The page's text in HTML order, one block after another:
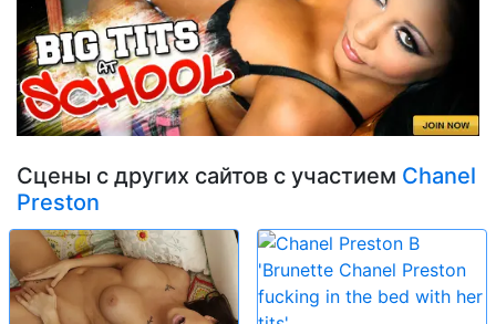
Сцены с других сайтов с участием Chanel
Preston